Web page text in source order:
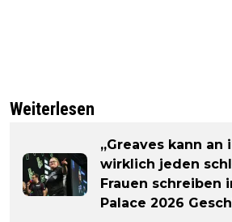
Weiterlesen
„Greaves kann an
wirklich jeden
Frauen schreiben
Palace 2026